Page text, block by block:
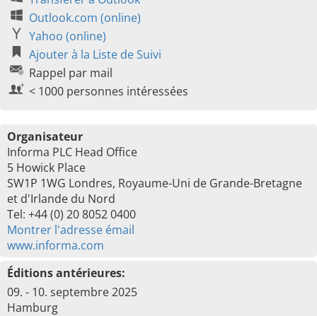
Outlook.com (online)
Yahoo (online)
Ajouter à la Liste de Suivi
Rappel par mail
< 1000 personnes intéressées
Organisateur
Informa PLC Head Office
5 Howick Place
SW1P 1WG Londres, Royaume-Uni de Grande-Bretagne
et d'Irlande du Nord
Tel: +44 (0) 20 8052 0400
Montrer l'adresse émail
www.informa.com
Éditions antérieures:
09. - 10. septembre 2025
Hamburg